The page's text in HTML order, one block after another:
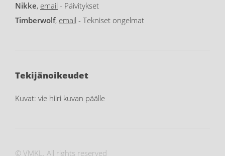
Nikke, email - Päivitykset
Timberwolf, email - Tekniset ongelmat
Tekijänoikeudet
Kuvat: vie hiiri kuvan päälle
© VMKL. All rights reserved